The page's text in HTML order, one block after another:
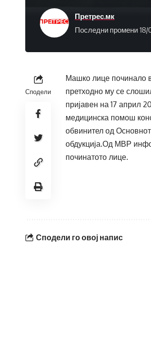
Последни промени 18/
Претрес.мк
Сподели
Машко лице починало
претходно му се
пријавен на 17 април
медицинска помош
обвинител од
обдукција.Од МВР
починатото лице.
Сподели го овој напис